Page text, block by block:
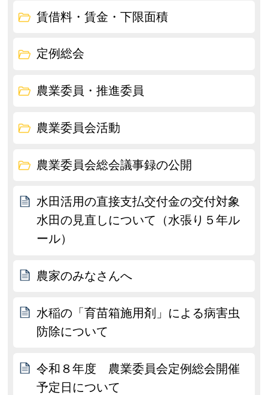
賃借料・賃金・下限面積
定例総会
農業委員・推進委員
農業委員会活動
農業委員会総会議事録の公開
水田活用の直接支払交付金の交付対象
水田の見直しについて（水張り５年ル
ール）
農家のみなさんへ
水稲の「育苗箱施用剤」による病害虫
防除について
令和８年度 農業委員会定例総会開催
予定日について